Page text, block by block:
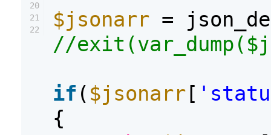
20
21
22
$jsonarr =
//
if ( $jsonarr [
{